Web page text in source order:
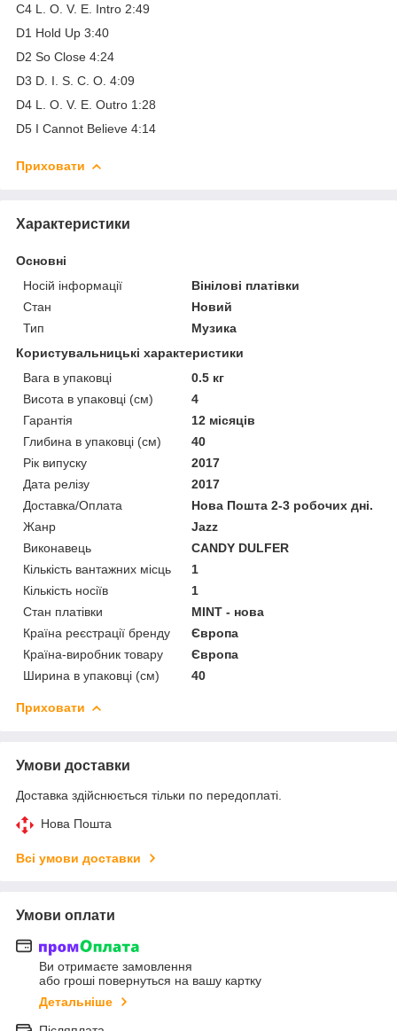
C4 L. O. V. E. Intro 2:49
D1 Hold Up 3:40
D2 So Close 4:24
D3 D. I. S. C. O. 4:09
D4 L. O. V. E. Outro 1:28
D5 I Cannot Believe 4:14
Приховати
Характеристики
Основні
Носій інформації
Вінілові платівки
Стан
Новий
Тип
Музика
Користувальницькі характеристики
Вага в упаковці
0.5 кг
Висота в упаковці (см)
4
Гарантія
12 місяців
Глибина в упаковці (см)
40
Рік випуску
2017
Дата релізу
2017
Доставка/Оплата
Нова Пошта 2-3 робочих дні.
Жанр
Jazz
Виконавець
CANDY DULFER
Кількість вантажних місць
1
Кількість носіїв
1
Стан платівки
MINT - нова
Країна реєстрації бренду
Європа
Країна-виробник товару
Європа
Ширина в упаковці (см)
40
Приховати
Умови доставки
Доставка здійснюється тільки по передоплаті.
Нова Пошта
Всі умови доставки
Умови оплати
Ви отримаєте замовлення
або гроші повернуться на вашу картку
Детальніше